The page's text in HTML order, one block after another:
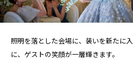
照明を落とした会場に、装いを新たに
に、ゲストの笑顔が一層輝きます。